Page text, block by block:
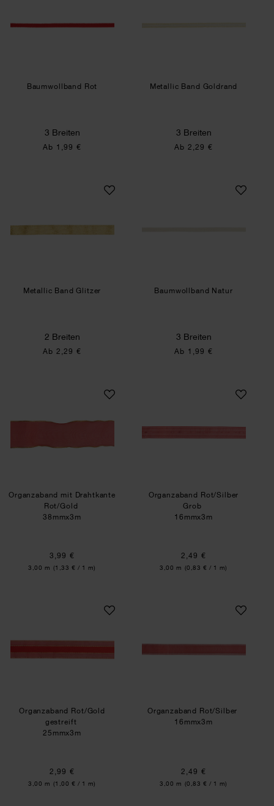
Baumwollband Rot
3 Breiten
Ab 1,99 €
Metallic Band Goldrand
3 Breiten
Ab 2,29 €
Metallic Band Glitzer
Metallic Band Glitzer
2 Breiten
Ab 2,29 €
Baumwollband
Baumwollband Natur
3 Breiten
Ab 1,99 €
Organzaband mit Drahtkante Rot/Gold
Organzaband mit Drahtkante
Rot/Gold
38mmx3m
3,99 €
Inhalt:
3,00 m (1,33 € / 1 m)
Organzaband
Organzaband Rot/Silber
Grob
16mmx3m
2,49 €
Inhalt:
3,00 m (0,83 € / 1 m)
Organzaband Rot/Gold gestreift
Organzaband Rot/Gold
gestreift
25mmx3m
2,99 €
Inhalt:
3,00 m (1,00 € / 1 m)
Organzaband
Organzaband Rot/Silber
16mmx3m
2,49 €
Inhalt:
3,00 m (0,83 € / 1 m)